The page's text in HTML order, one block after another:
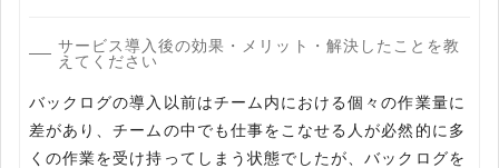
サービス導入後の効果・メリット・解決したことを教
えてください
バックログの導入以前はチーム内における個々の作業量に
差があり、チームの中でも仕事をこなせる人が必然的に多
くの作業を受け持ってしまう状態でしたが、バックログを